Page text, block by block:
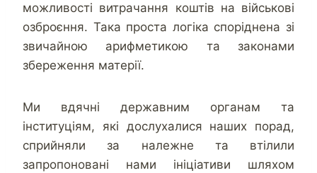
можливості витрачання коштів на військові
озброєння. Така проста логіка споріднена зі
звичайною арифметикою та законами
збереження матерії.
Ми вдячні державним органам та
інституціям, які дослухалися наших порад,
сприйняли за належне та втілили
запропоновані нами ініціативи шляхом